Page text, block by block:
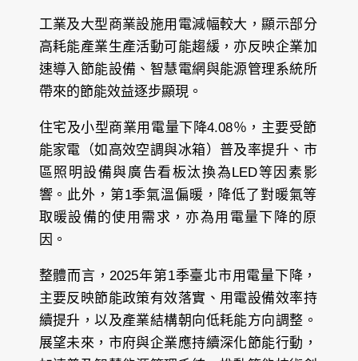
工業及大型商業設施用電減幅較大，顯示部分
高耗能產業生產活動可能趨緩，亦反映企業加
速導入節能設備、智慧電網與能源管理系統所
帶來的節能效益逐步顯現。
住宅及小型商業用電量下降4.08％，主要受節
能家電（如高效空調與冰箱）普及率提升、市
區照明設備與廣告看板汰換為LED等因素影
響。此外，第1季氣溫偏暖，降低了對暖氣等
取暖設備的使用需求，亦為用電量下降的原
因。
整體而言，2025年第1季臺北市用電量下降，
主要反映節能政策有效落實、用電設備效率持
續提升，以及產業結構朝向低耗能方向調整。
展望未來，市府與企業應持續深化節能行動，